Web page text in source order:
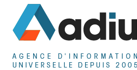
contenu